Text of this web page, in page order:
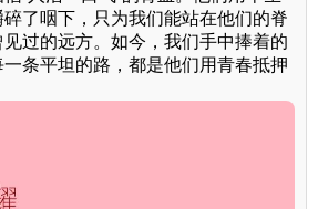
了咽下，只为我们能站在他们的脊
过的远方。如今，我们手中捧着的
条平坦的路，都是他们用青春抵押